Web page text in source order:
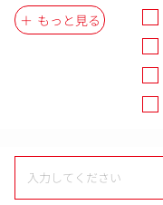
もっと見る